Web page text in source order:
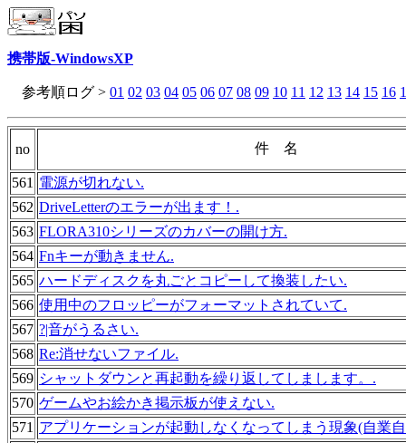
携帯版-WindowsXP
参考順ログ > 01 02 03 04 05 06 07 08 09 10 11 12 13 14 15 16
no 件 名
561 電源が切れない.
562 DriveLetterのエラーが出ます！.
563 FLORA310シリーズのカバーの開け方.
564 Fnキーが動きません.
565 ハードディスクを丸ごとコピーして換装したい.
566 使用中のフロッピーがフォーマットされていて.
567 ?|音がうるさい.
568 Re:消せないファイル.
569 シャットダウンと再起動を繰り返してしまします。.
570 ゲームやお絵かき掲示板が使えない.
571 アプリケーションが起動しなくなってしまう現象(自業